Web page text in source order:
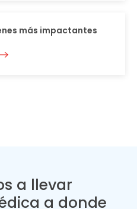
más impactantes
a llevar
a donde